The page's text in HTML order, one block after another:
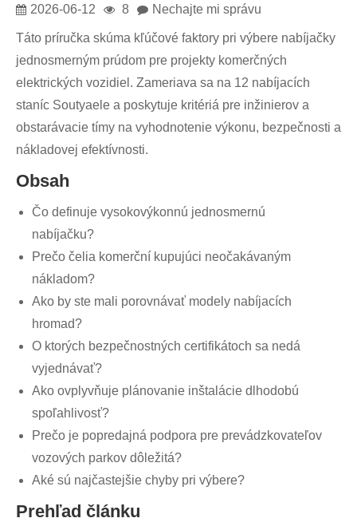
2026-06-12 8 Nechajte mi správu
Táto príručka skúma kľúčové faktory pri výbere nabíjačky
jednosmerným prúdom pre projekty komerčných
elektrických vozidiel. Zameriava sa na 12 nabíjacích
staníc Soutyaele a poskytuje kritériá pre inžinierov a
obstarávacie tímy na vyhodnotenie výkonu, bezpečnosti a
nákladovej efektívnosti.
Obsah
Čo definuje vysokovýkonnú jednosmernú
nabíjačku?
Prečo čelia komerční kupujúci neočakávaným
nákladom?
Ako by ste mali porovnávať modely nabíjacích
hromad?
O ktorých bezpečnostných certifikátoch sa nedá
vyjednávať?
Ako ovplyvňuje plánovanie inštalácie dlhodobú
spoľahlivosť?
Prečo je popredajná podpora pre prevádzkovateľov
vozových parkov dôležitá?
Aké sú najčastejšie chyby pri výbere?
Prehľad článku